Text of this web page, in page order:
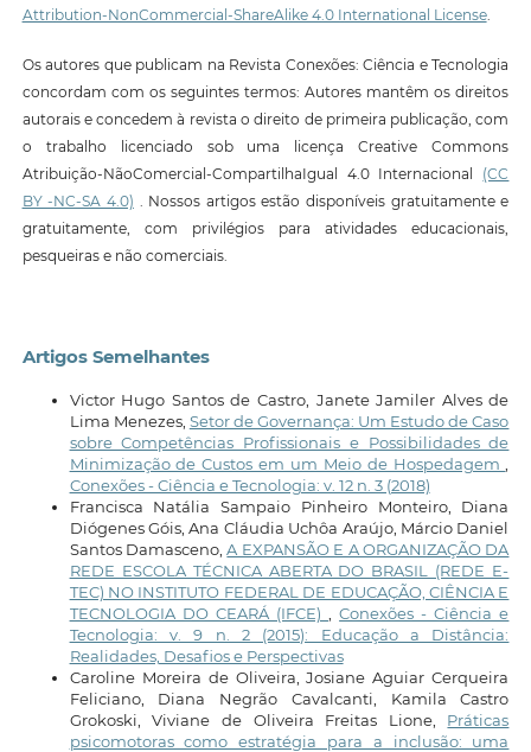
Attribution-NonCommercial-ShareAlike 4.0 International License.
Os autores que publicam na Revista Conexões: Ciência e Tecnologia
concordam com os seguintes termos: Autores mantêm os direitos
autorais e concedem à revista o direito de primeira publicação, com
o trabalho licenciado sob uma licença Creative Commons
Atribuição-NãoComercial-CompartilhaIgual 4.0 Internacional (CC
BY -NC-SA 4.0) . Nossos artigos estão disponíveis gratuitamente e
gratuitamente, com privilégios para atividades educacionais,
pesqueiras e não comerciais.
Artigos Semelhantes
Victor Hugo Santos de Castro, Janete Jamiler Alves de
Lima Menezes, Setor de Governança: Um Estudo de Caso
sobre Competências Profissionais e Possibilidades de
Minimização de Custos em um Meio de Hospedagem,
Conexões - Ciência e Tecnologia: v. 12 n. 3 (2018)
Francisca Natália Sampaio Pinheiro Monteiro, Diana
Diógenes Góis, Ana Cláudia Uchôa Araújo, Márcio Daniel
Santos Damasceno,A EXPANSÃO E A ORGANIZAÇÃO DA
REDE ESCOLA TÉCNICA ABERTA DO BRASIL (REDE E-
TEC) NO INSTITUTO FEDERAL DE EDUCAÇÃO, CIÊNCIA E
TECNOLOGIA DO CEARÁ (IFCE) ,Conexões - Ciência e
Tecnologia: v. 9 n. 2 (2015): Educação a Distância:
Realidades, Desafios e Perspectivas
Caroline Moreira de Oliveira, Josiane Aguiar Cerqueira
Feliciano, Diana Negrão Cavalcanti, Kamila Castro
Grokoski, Viviane de Oliveira Freitas Lione, Práticas
psicomotoras como estratégia para a inclusão: uma